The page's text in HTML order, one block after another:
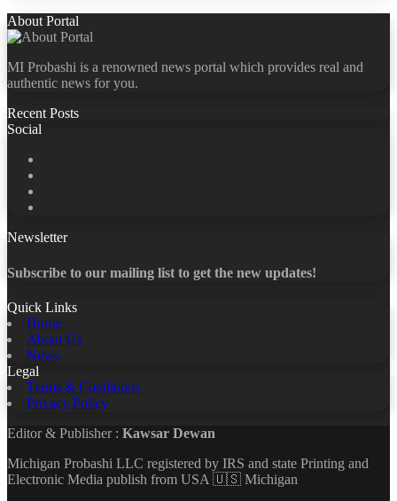
About Portal
MI Probashi is a renowned news portal which provides real and
authentic news for you.
Recent Posts
Social
Newsletter
Subscribe to our mailing list to get the new updates!
Quick Links
Home
About Us
News
Legal
Terms & Conditions
Privacy Policy
Editor & Publisher : Kawsar Dewan
Michigan Probashi LLC registered by IRS and state Printing and
Electronic Media publish from USA 🇺🇸 Michigan